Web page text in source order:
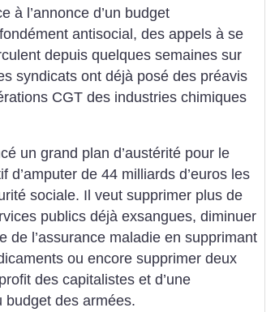
à l’annonce d’un budget
antisocial, des appels à se
depuis quelques semaines sur
syndicats ont déjà posé des préavis
CGT des industries chimiques
un grand plan d’austérité pour le
d’amputer de 44 milliards d’euros les
sociale. Il veut supprimer plus de
publics déjà exsangues, diminuer
de l’assurance maladie en supprimant
ou encore supprimer deux
des capitalistes et d’une
budget des armées.